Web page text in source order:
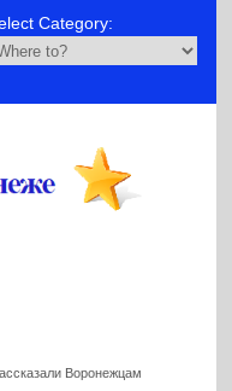
Category:
Воронежцам